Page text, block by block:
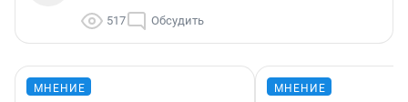
517 Обсудить
МНЕНИЕ МНЕНИЕ